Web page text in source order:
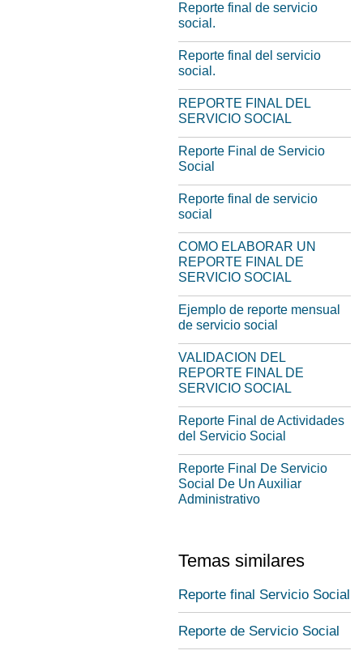
Reporte final de servicio
social.
Reporte final del servicio
social.
REPORTE FINAL DEL
SERVICIO SOCIAL
Reporte Final de Servicio
Social
Reporte final de servicio
social
COMO ELABORAR UN
REPORTE FINAL DE
SERVICIO SOCIAL
Ejemplo de reporte mensual
de servicio social
VALIDACION DEL
REPORTE FINAL DE
SERVICIO SOCIAL
Reporte Final de Actividades
del Servicio Social
Reporte Final De Servicio
Social De Un Auxiliar
Administrativo
Temas similares
Reporte final Servicio Social
Reporte de Servicio Social